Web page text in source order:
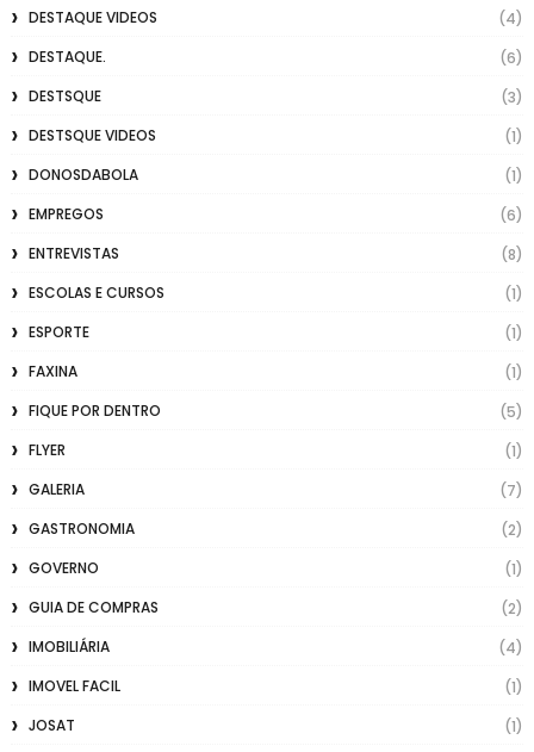
DESTAQUE VIDEOS
(4)
DESTAQUE.
(6)
DESTSQUE
(3)
DESTSQUE VIDEOS
(1)
DONOSDABOLA
(1)
EMPREGOS
(6)
ENTREVISTAS
(8)
ESCOLAS E CURSOS
(1)
ESPORTE
(1)
FAXINA
(1)
FIQUE POR DENTRO
(5)
FLYER
(1)
GALERIA
(7)
GASTRONOMIA
(2)
GOVERNO
(1)
GUIA DE COMPRAS
(2)
IMOBILIÁRIA
(4)
IMOVEL FACIL
(1)
JOSAT
(1)